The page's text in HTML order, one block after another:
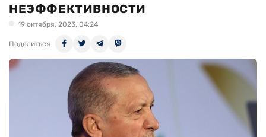
НЕЭФФЕКТИВНОСТИ
19 октября, 2023, 04:24
Поделиться